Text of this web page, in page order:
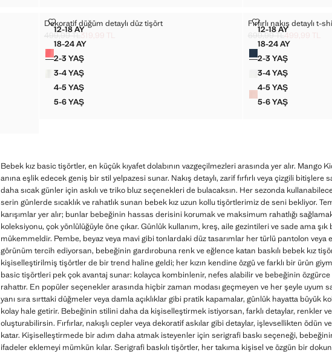
Bedenler
12-18 AYDEKORATIF DÜĞÜM DETAYLI DÜZ TIŞÖRT
18-24 AYDEKORATIF DÜĞÜM DETAYLI DÜZ TIŞÖRT
2-3 YAŞDEKORATIF DÜĞÜM DETAYLI DÜZ TIŞÖRT
3-4 YAŞDEKORATIF DÜĞÜM DETAYLI DÜZ TIŞÖRT
4-5 YAŞDEKORATIF DÜĞÜM DETAYLI DÜZ TIŞÖRT
5-6 YAŞDEKORATIF DÜĞÜM DETAYLI DÜZ TIŞÖRT
Dekoratif düğüm detaylı düz tişört
DEKORATIF DÜĞÜM DETAYLI DÜZ TIŞÖRT
Üstü çizili ilk fiyat [499,99 TL ]
499,99 TL
Güncel fiyat [319,99 TL ]
319,99 TL
Renkler
Bedenler
12-18 AYFIRFIRLI NAKIŞ
18-24 AYFIRFIRLI NAKIŞ
2-3 YAŞFIRFIRLI NAKIŞ
3-4 YAŞFIRFIRLI NAKIŞ
4-5 YAŞFIRFIRLI NAKIŞ
5-6 YAŞFIRFIRLI NAKIŞ
Fırfırlı nakış detaylı t-
FIRFIRLI NAKIŞ
Üstü çizili ilk fiyat
699,99 TL
Güncel fiyat [499,99 TL ]
499,99 TL
Renkler
Bebek kız basic tişörtler, en küçük kıyafet dolabının vazgeçilmezleri arasında yer alır.
anına eşlik edecek geniş bir stil yelpazesi sunar. Nakış detaylı, zarif fırfırlı veya çizgili bitişlere
daha sıcak günler için askılı ve triko bluz seçenekleri de bulacaksın. Her sezonda
serin günlerde sıcaklık ve rahatlık sunan bebek kız uzun kollu tişörtlerimiz de seni bekliyor.
karışımlar yer alır; bunlar bebeğinin hassas derisini korumak ve maksimum rahatlığı
koleksiyonu, çok yönlülüğüyle öne çıkar. Günlük kullanım, kreş, aile gezintileri ve sade ama
mükemmeldir. Pembe, beyaz veya mavi gibi tonlardaki düz tasarımlar her türlü pantolon
görünüm tercih ediyorsan, bebeğinin gardırobuna renk ve eğlence katan baskılı bebek kız
kişiselleştirilmiş tişörtler de bir trend haline geldi; her kızın kendine özgü ve farklı bir ürün
basic tişörtleri pek çok avantaj sunar: kolayca kombinlenir, nefes alabilir ve bebeğinin
rahattır. En popüler seçenekler arasında hiçbir zaman modası geçmeyen ve her şeyle uyum
yanı sıra sırttaki düğmeler veya damla açıklıklar gibi pratik kapamalar, günlük hayatta büyük
kolay hale getirir. Bebeğinin stilini daha da kişiselleştirmek istiyorsan, farklı detaylar, renkler
oluşturabilirsin. Fırfırlar, nakışlı cepler veya dekoratif askılar gibi detaylar, işlevsellikten ödün
katar. Kişiselleştirmede bir adım daha atmak isteyenler için serigrafi baskı seçeneği,
ifadeler eklemeyi mümkün kılar. Serigrafi baskılı tişörtler, her takıma kişisel ve özgün bir